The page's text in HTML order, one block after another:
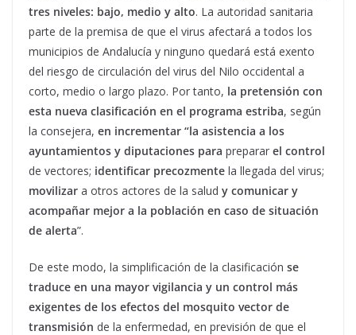
tres niveles: bajo, medio y alto. La autoridad sanitaria
parte de la premisa de que el virus afectará a todos los
municipios de Andalucía y ninguno quedará está exento
del riesgo de circulación del virus del Nilo occidental a
corto, medio o largo plazo. Por tanto, la pretensión con
esta nueva clasificación en el programa estriba, según
la consejera, en incrementar “la asistencia a los
ayuntamientos y diputaciones para preparar el control
de vectores; identificar precozmente la llegada del virus;
movilizar a otros actores de la salud y comunicar y
acompañar mejor a la población en caso de situación
de alerta”.
De este modo, la simplificación de la clasificación se
traduce en una mayor vigilancia y un control más
exigentes de los efectos del mosquito vector de
transmisión de la enfermedad, en previsión de que el